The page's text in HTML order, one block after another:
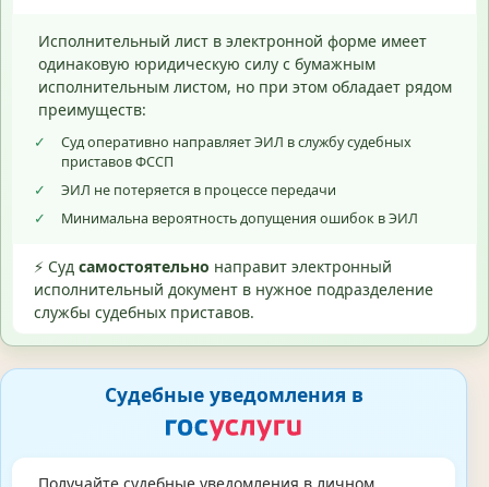
Исполнительный лист в электронной форме имеет
одинаковую юридическую силу с бумажным
исполнительным листом, но при этом обладает рядом
преимуществ:
✓
Суд оперативно направляет ЭИЛ в службу судебных
приставов ФССП
✓
ЭИЛ не потеряется в процессе передачи
✓
Минимальна вероятность допущения ошибок в ЭИЛ
⚡ Суд самостоятельно направит электронный
исполнительный документ в нужное подразделение
службы судебных приставов.
Судебные уведомления в